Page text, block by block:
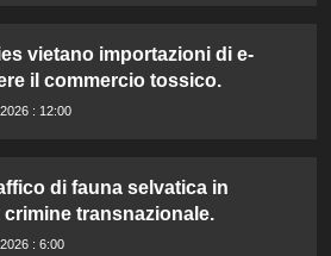
vietano importazioni di e-
il commercio tossico.
: 12:00
di fauna selvatica in
transnazionale.
: 6:00